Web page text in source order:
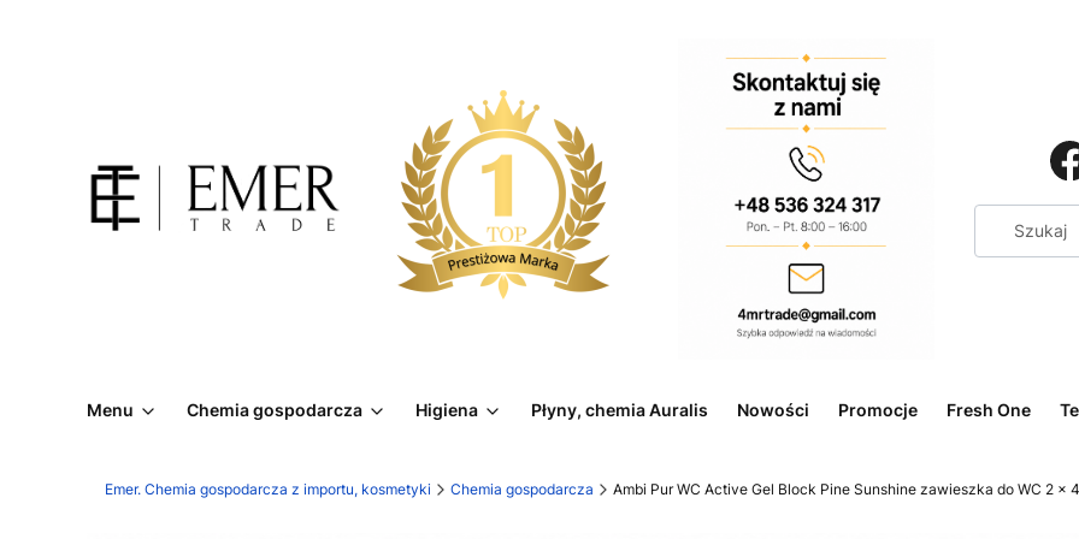
Menu Chemia gospodarcza Higiena Płyny, chemia Auralis Nowości Promocje Fresh One
Emer. Chemia gospodarcza z importu, kosmetyki Chemia gospodarcza Ambi Pur WC Active Gel Block Pine Sunshine zawieszka do WC 2 x